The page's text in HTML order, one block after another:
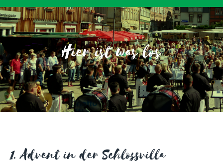
Hier ist was los
1. Advent in der Schlossvilla